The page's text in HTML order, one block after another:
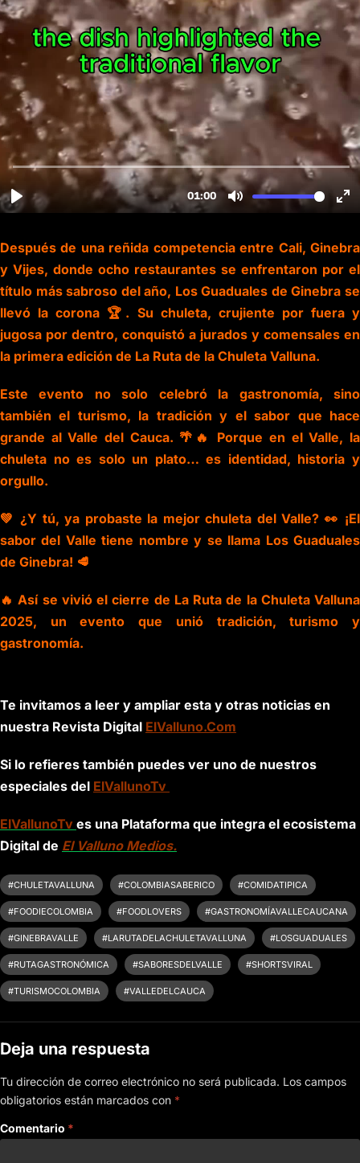
Después de una reñida competencia entre Cali, Ginebra
y Vijes, donde ocho restaurantes se enfrentaron por el
título más sabroso del año, Los Guaduales de Ginebra se
llevó la corona 🏆. Su chuleta, crujiente por fuera y
jugosa por dentro, conquistó a jurados y comensales en
la primera edición de La Ruta de la Chuleta Valluna.
Este evento no solo celebró la gastronomía, sino
también el turismo, la tradición y el sabor que hace
grande al Valle del Cauca. 🌴🔥 Porque en el Valle, la
chuleta no es solo un plato… es identidad, historia y
orgullo.
💚 ¿Y tú, ya probaste la mejor chuleta del Valle? 👀 ¡El
sabor del Valle tiene nombre y se llama Los Guaduales
de Ginebra! 🥩
🔥 Así se vivió el cierre de La Ruta de la Chuleta Valluna
2025, un evento que unió tradición, turismo y
gastronomía.
Te invitamos a leer y ampliar esta y otras noticias en
nuestra Revista Digital ElValluno.Com
Si lo refieres también puedes ver uno de nuestros
especiales del ElVallunoTv
ElVallunoTv es una Plataforma que integra el ecosistema
Digital de El Valluno Medios.
#CHULETAVALLUNA #COLOMBIASABERICO #COMIDATIPICA
#FOODIECOLOMBIA #FOODLOVERS #GASTRONOMÍAVALLECAUCANA
#GINEBRAVALLE #LARUTADELACHULETAVALLUNA #LOSGUADUALES
#RUTAGASTRONÓMICA #SABORESDELVALLE #SHORTSVIRAL
#TURISMOCOLOMBIA #VALLEDELCAUCA
Deja una respuesta
Tu dirección de correo electrónico no será publicada. Los campos
obligatorios están marcados con *
Comentario *